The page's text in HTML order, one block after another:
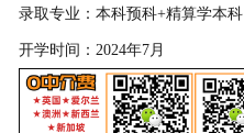
录取专业：本科预科+精算学本科
开学时间：2024年7月